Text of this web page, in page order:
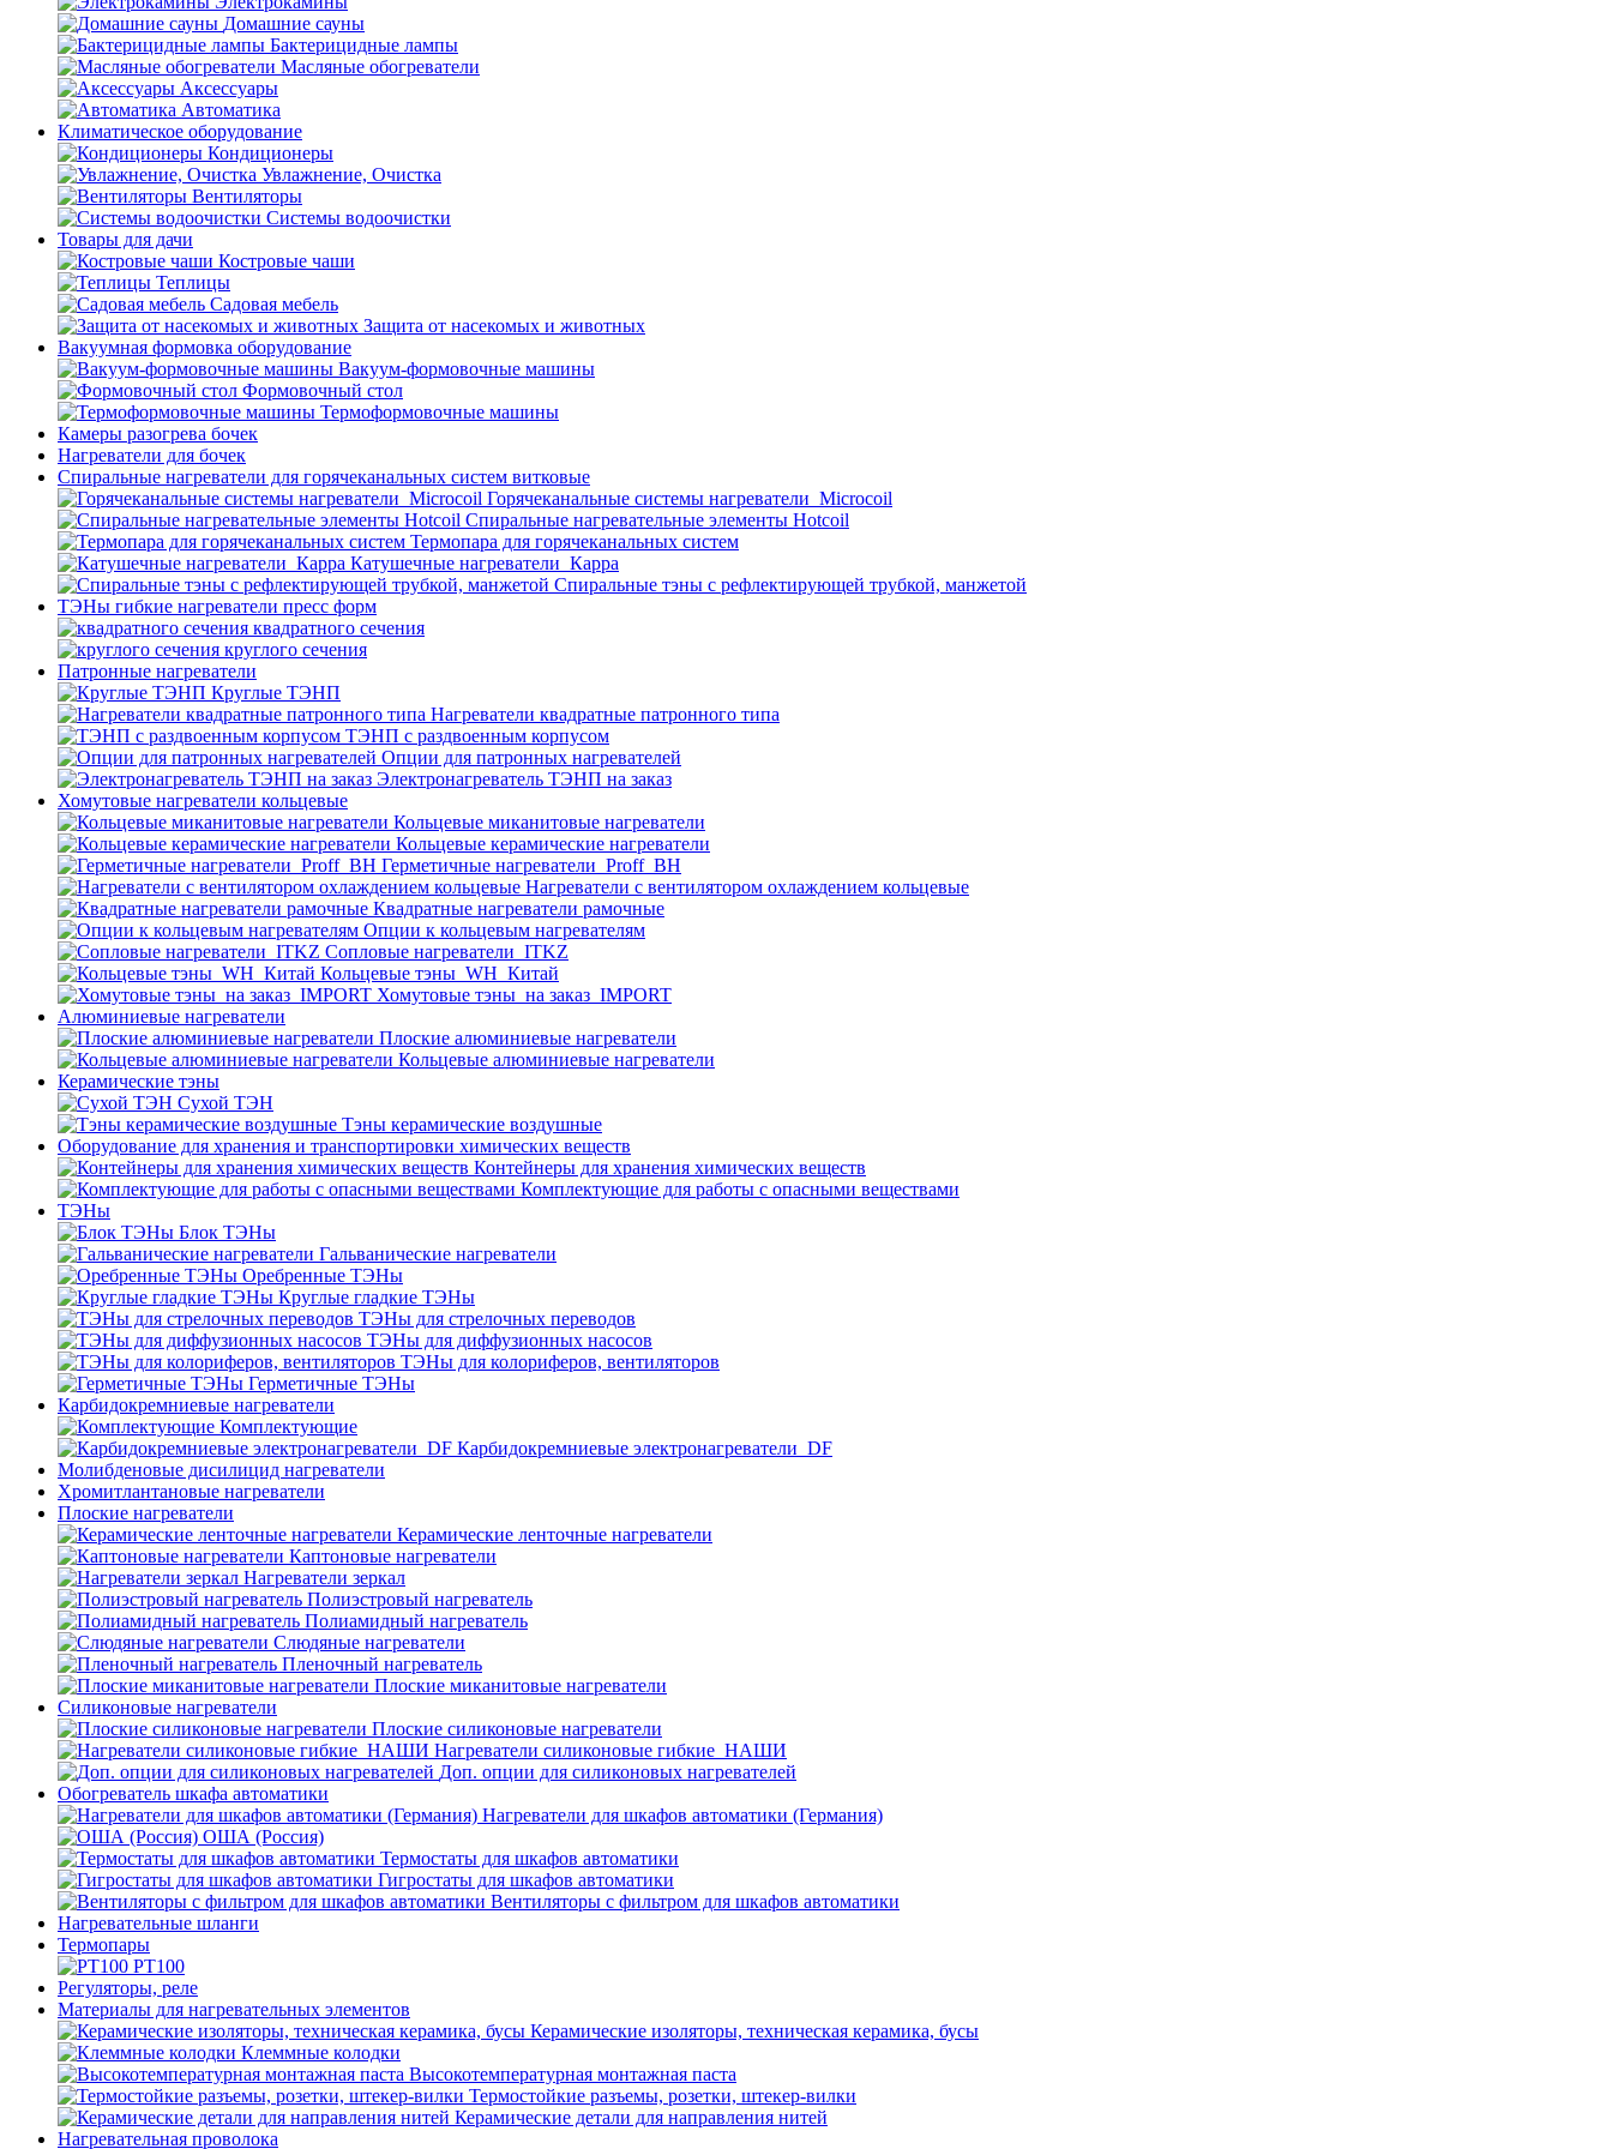
Домашние сауны
Бактерицидные лампы
Масляные обогреватели
Аксессуары
Автоматика
Климатическое оборудование
Кондиционеры
Увлажнение, Очистка
Вентиляторы
Системы водоочистки
Товары для дачи
Костровые чаши
Теплицы
Садовая мебель
Защита от насекомых и животных
Вакуумная формовка оборудование
Вакуум-формовочные машины
Формовочный стол
Термоформовочные машины
Камеры разогрева бочек
Нагреватели для бочек
Спиральные нагреватели для горячеканальных систем витковые
Горячеканальные системы нагреватели_Microcoil
Спиральные нагревательные элементы Hotcoil
Термопара для горячеканальных систем
Катушечные нагреватели_Карра
Спиральные тэны с рефлектирующей трубкой, манжетой
ТЭНы гибкие нагреватели пресс форм
квадратного сечения
круглого сечения
Патронные нагреватели
Круглые ТЭНП
Нагреватели квадратные патронного типа
ТЭНП с раздвоенным корпусом
Опции для патронных нагревателей
Электронагреватель ТЭНП на заказ
Хомутовые нагреватели кольцевые
Кольцевые миканитовые нагреватели
Кольцевые керамические нагреватели
Герметичные нагреватели_Proff_BH
Нагреватели с вентилятором охлаждением кольцевые
Квадратные нагреватели рамочные
Опции к кольцевым нагревателям
Cопловые нагреватели_ITKZ
Кольцевые тэны_WH_Китай
Хомутовые тэны_на заказ_IMPORT
Алюминиевые нагреватели
Плоские алюминиевые нагреватели
Кольцевые алюминиевые нагреватели
Керамические тэны
Сухой ТЭН
Тэны керамические воздушные
Оборудование для хранения и транспортировки химических веществ
Контейнеры для хранения химических веществ
Комплектующие для работы с опасными веществами
ТЭНы
Блок ТЭНы
Гальванические нагреватели
Оребренные ТЭНы
Круглые гладкие ТЭНы
ТЭНы для стрелочных переводов
ТЭНы для диффузионных насосов
ТЭНы для колориферов, вентиляторов
Герметичные ТЭНы
Карбидокремниевые нагреватели
Комплектующие
Карбидокремниевые электронагреватели_DF
Молибденовые дисилицид нагреватели
Хромитлантановые нагреватели
Плоские нагреватели
Керамические ленточные нагреватели
Каптоновые нагреватели
Нагреватели зеркал
Полиэстровый нагреватель
Полиамидный нагреватель
Слюдяные нагреватели
Пленочный нагреватель
Плоские миканитовые нагреватели
Силиконовые нагреватели
Плоские силиконовые нагреватели
Нагреватели силиконовые гибкие_НАШИ
Доп. опции для силиконовых нагревателей
Обогреватель шкафа автоматики
Нагреватели для шкафов автоматики (Германия)
ОША (Россия)
Термостаты для шкафов автоматики
Гигростаты для шкафов автоматики
Вентиляторы с фильтром для шкафов автоматики
Нагревательные шланги
Термопары
PT100
Регуляторы, реле
Материалы для нагревательных элементов
Керамические изоляторы, техническая керамика, бусы
Клеммные колодки
Высокотемпературная монтажная паста
Термостойкие разъемы, розетки, штекер-вилки
Керамические детали для направления нитей
Нагревательная проволока